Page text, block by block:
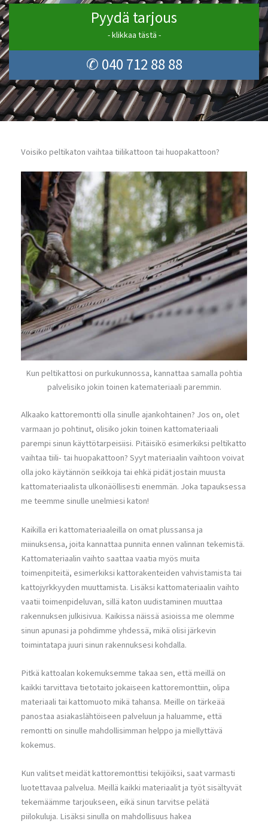
Pyydä tarjous
- klikkaa tästä -
✆ 040 712 88 88
Voisiko peltikaton vaihtaa tiilikattoon tai huopakattoon?
Kun peltikattosi on purkukunnossa, kannattaa samalla pohtia
palvelisiko jokin toinen katemateriaali paremmin.
Alkaako kattoremontti olla sinulle ajankohtainen? Jos on, olet
varmaan jo pohtinut, olisiko jokin toinen kattomateriaali
parempi sinun käyttötarpeisiisi. Pitäisikö esimerkiksi peltikatto
vaihtaa tiili- tai huopakattoon? Syyt materiaalin vaihtoon voivat
olla joko käytännön seikkoja tai ehkä pidät jostain muusta
kattomateriaalista ulkonäöllisesti enemmän. Joka tapauksessa
me teemme sinulle unelmiesi katon!
Kaikilla eri kattomateriaaleilla on omat plussansa ja
miinuksensa, joita kannattaa punnita ennen valinnan tekemistä.
Kattomateriaalin vaihto saattaa vaatia myös muita
toimenpiteitä, esimerkiksi kattorakenteiden vahvistamista tai
kattojyrkkyyden muuttamista. Lisäksi kattomateriaalin vaihto
vaatii toimenpideluvan, sillä katon uudistaminen muuttaa
rakennuksen julkisivua. Kaikissa näissä asioissa me olemme
sinun apunasi ja pohdimme yhdessä, mikä olisi järkevin
toimintatapa juuri sinun rakennuksesi kohdalla.
Pitkä kattoalan kokemuksemme takaa sen, että meillä on
kaikki tarvittava tietotaito jokaiseen kattoremonttiin, olipa
materiaali tai kattomuoto mikä tahansa. Meille on tärkeää
panostaa asiakaslähtöiseen palveluun ja haluamme, että
remontti on sinulle mahdollisimman helppo ja miellyttävä
kokemus.
Kun valitset meidät kattoremonttisi tekijöiksi, saat varmasti
luotettavaa palvelua. Meillä kaikki materiaalit ja työt sisältyvät
tekemäämme tarjoukseen, eikä sinun tarvitse pelätä
piilokuluja. Lisäksi sinulla on mahdollisuus hakea